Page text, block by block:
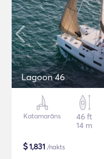
Lagoon 46
Katamarāns
46 ft
14 m
$1,831 /nakts